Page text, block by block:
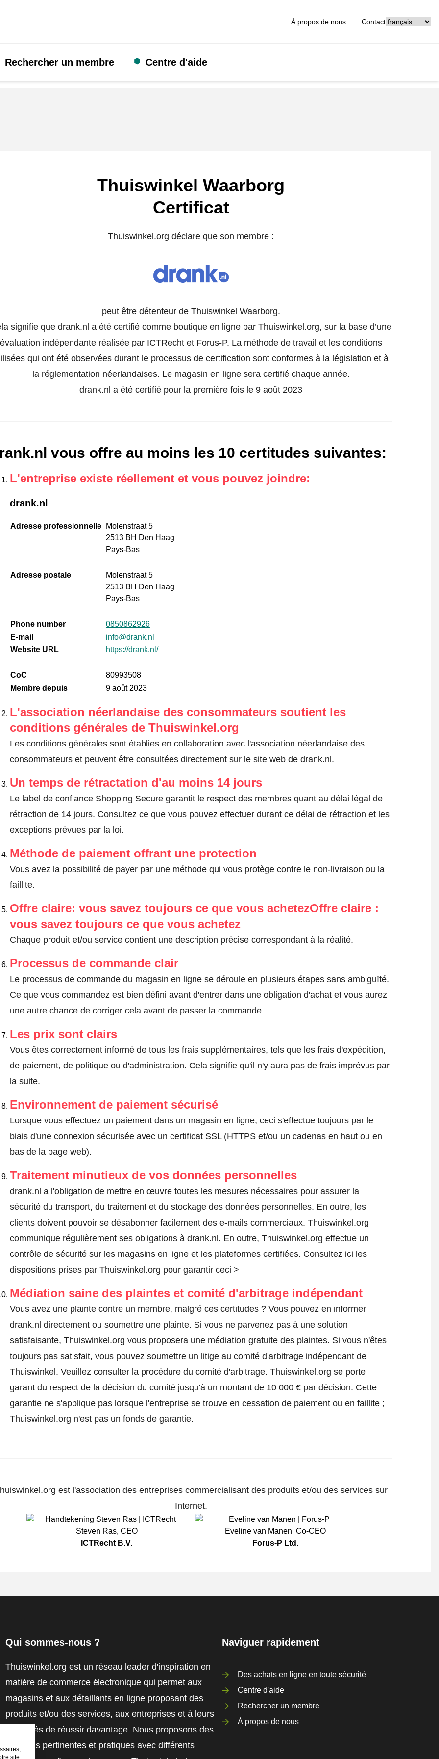
À propos de nous Contact
Rechercher un membre Centre d'aide
Thuiswinkel Waarborg
Certificat
Thuiswinkel.org déclare que son membre :
peut être détenteur de Thuiswinkel Waarborg.
signifie que drank.nl a été certifié comme boutique en ligne par Thuiswinkel.org, sur la base d’une
évaluation indépendante réalisée par ICTRecht et Forus-P. La méthode de travail et les conditions
qui ont été observées durant le processus de certification sont conformes à la législation et à
la réglementation néerlandaises. Le magasin en ligne sera certifié chaque année.
drank.nl a été certifié pour la première fois le 9 août 2023
vous offre au moins les 10 certitudes suivantes:
L'entreprise existe réellement et vous pouvez joindre:
drank.nl
Adresse professionnelle
Molenstraat 5
2513 BH Den Haag
Pays-Bas
Adresse postale
Molenstraat 5
2513 BH Den Haag
Pays-Bas
Phone number
0850862926
E-mail
info@drank.nl
Website URL
https://drank.nl/
CoC
80993508
Membre depuis
9 août 2023
L'association néerlandaise des consommateurs soutient les
conditions générales de Thuiswinkel.org
Les conditions générales sont établies en collaboration avec l'association néerlandaise des
consommateurs et peuvent être consultées directement sur le site web de drank.nl.
Un temps de rétractation d'au moins 14 jours
Le label de confiance Shopping Secure garantit le respect des membres quant au délai légal de
rétraction de 14 jours. Consultez ce que vous pouvez effectuer durant ce délai de rétraction et les
exceptions prévues par la loi.
Méthode de paiement offrant une protection
Vous avez la possibilité de payer par une méthode qui vous protège contre le non-livraison ou la
faillite.
Offre claire: vous savez toujours ce que vous achetezOffre claire :
vous savez toujours ce que vous achetez
Chaque produit et/ou service contient une description précise correspondant à la réalité.
Processus de commande clair
Le processus de commande du magasin en ligne se déroule en plusieurs étapes sans ambiguïté.
Ce que vous commandez est bien défini avant d'entrer dans une obligation d'achat et vous aurez
une autre chance de corriger cela avant de passer la commande.
Les prix sont clairs
Vous êtes correctement informé de tous les frais supplémentaires, tels que les frais d'expédition,
de paiement, de politique ou d'administration. Cela signifie qu'il n'y aura pas de frais imprévus par
la suite.
Environnement de paiement sécurisé
Lorsque vous effectuez un paiement dans un magasin en ligne, ceci s'effectue toujours par le
biais d'une connexion sécurisée avec un certificat SSL (HTTPS et/ou un cadenas en haut ou en
bas de la page web).
Traitement minutieux de vos données personnelles
drank.nl a l'obligation de mettre en œuvre toutes les mesures nécessaires pour assurer la
sécurité du transport, du traitement et du stockage des données personnelles. En outre, les
clients doivent pouvoir se désabonner facilement des e-mails commerciaux. Thuiswinkel.org
communique régulièrement ses obligations à drank.nl. En outre, Thuiswinkel.org effectue un
contrôle de sécurité sur les magasins en ligne et les plateformes certifiées. Consultez ici les
dispositions prises par Thuiswinkel.org pour garantir ceci >
Médiation saine des plaintes et comité d'arbitrage indépendant
Vous avez une plainte contre un membre, malgré ces certitudes ? Vous pouvez en informer
drank.nl directement ou soumettre une plainte. Si vous ne parvenez pas à une solution
satisfaisante, Thuiswinkel.org vous proposera une médiation gratuite des plaintes. Si vous n'êtes
toujours pas satisfait, vous pouvez soumettre un litige au comité d'arbitrage indépendant de
Thuiswinkel. Veuillez consulter la procédure du comité d'arbitrage. Thuiswinkel.org se porte
garant du respect de la décision du comité jusqu'à un montant de 10 000 € par décision. Cette
garantie ne s'applique pas lorsque l'entreprise se trouve en cessation de paiement ou en faillite ;
Thuiswinkel.org n'est pas un fonds de garantie.
est l'association des entreprises commercialisant des produits et/ou des services sur
Internet.
Steven Ras, CEO
ICTRecht B.V.
Eveline van Manen, Co-CEO
Forus-P Ltd.
Qui sommes-nous ?
Thuiswinkel.org est un réseau leader d'inspiration en
matière de commerce électronique qui permet aux
magasins et aux détaillants en ligne proposant des
produits et/ou des services, aux entreprises et à leurs
employés de réussir davantage. Nous proposons des
solutions pertinentes et pratiques avec différents
Naviguer rapidement
Des achats en ligne en toute sécurité
Centre d'aide
Rechercher un membre
À propos de nous
site